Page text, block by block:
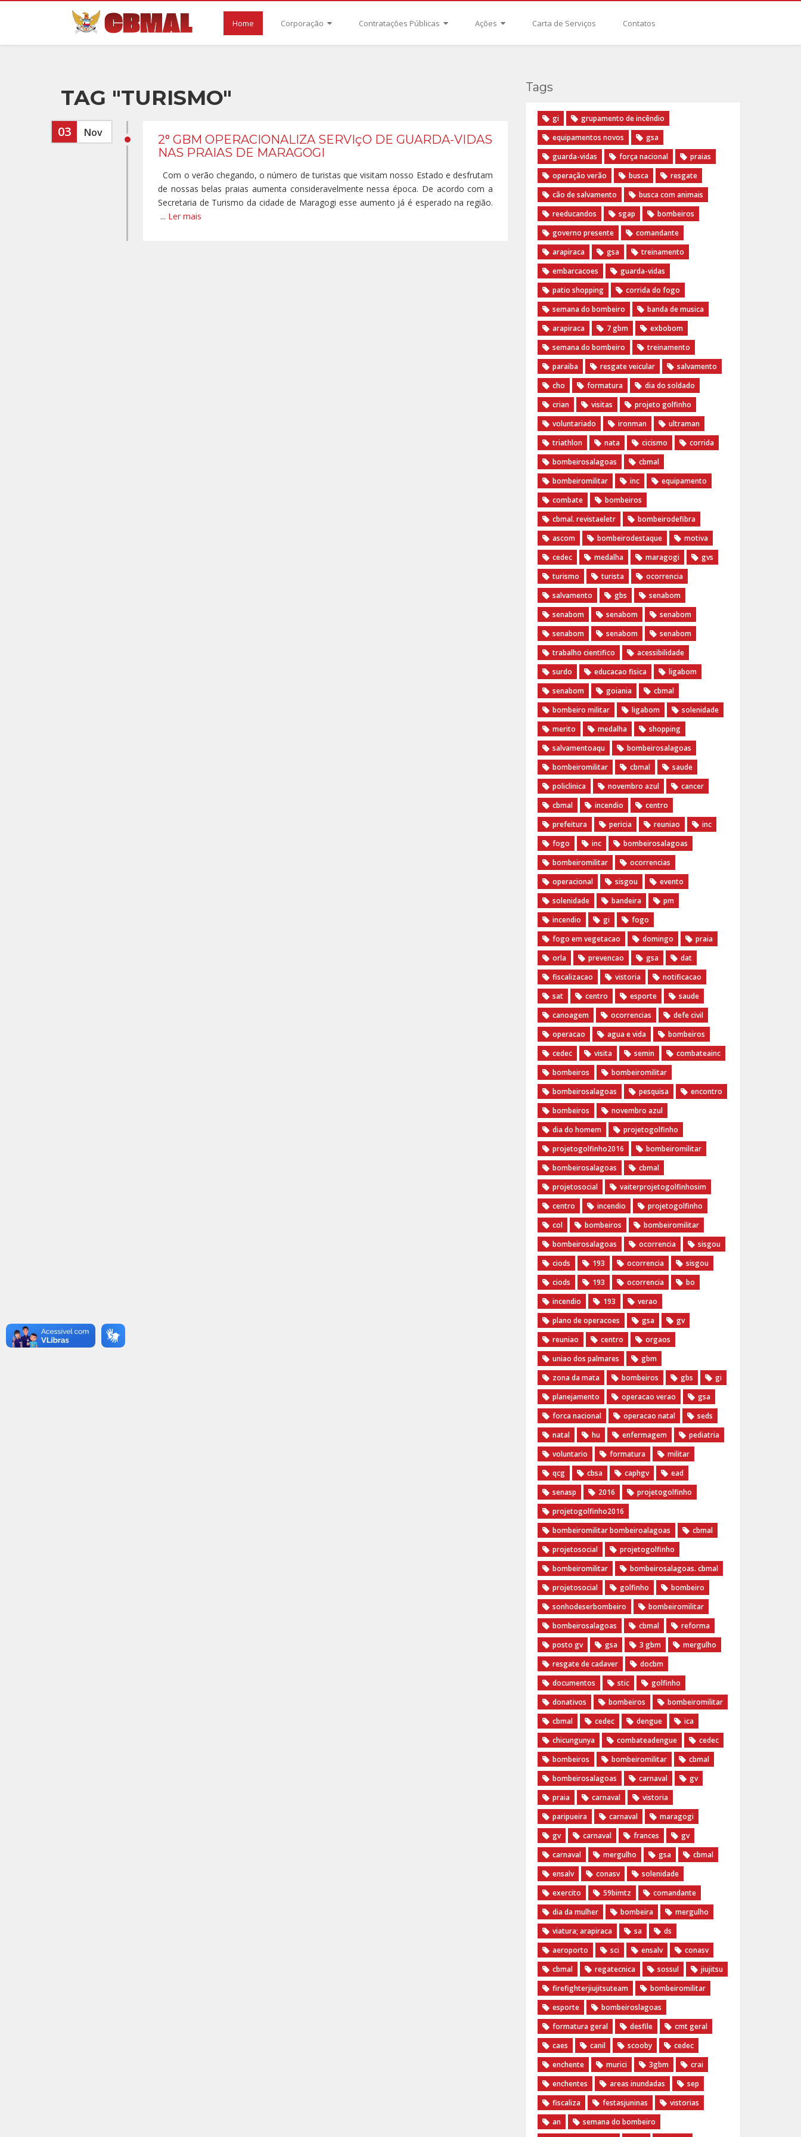
Home Corporação Contratações Públicas Ações Carta de Serviços Contatos
TAG "TURISMO"
03 Nov
2° GBM OPERACIONALIZA SERVIçO DE GUARDA-VIDAS
NAS PRAIAS DE MARAGOGI
Com o verão chegando, o número de turistas que visitam nosso Estado e desfrutam
de nossas belas praias aumenta consideravelmente nessa época. De acordo com a
Secretaria de Turismo da cidade de Maragogi esse aumento já é esperado na região.
... Ler mais
Tags
gi
grupamento de incêndio
equipamentos novos
gsa
guarda-vidas
força nacional
praias
operação verão
busca
resgate
cão de salvamento
busca com animais
reeducandos
sgap
bombeiros
governo presente
comandante
arapiraca
gsa
treinamento
embarcacoes
guarda-vidas
patio shopping
corrida do fogo
semana do bombeiro
banda de musica
arapiraca
7 gbm
exbobom
semana do bombeiro
treinamento
paraiba
resgate veicular
salvamento
cho
formatura
dia do soldado
crian
visitas
projeto golfinho
voluntariado
ironman
ultraman
triathlon
nata cicismo
corrida
bombeirosalagoas
cbmal
bombeiromilitar
inc
equipamento
combate
bombeiros
cbmal. revistaeletr
bombeirodefibra
ascom
bombeirodestaque
motiva
cedec
medalha maragogi
gvs
turismo
turista
ocorrencia
salvamento
gbs
senabom
senabom
senabom
senabom
senabom
senabom
senabom
trabalho cientifico
acessibilidade
surdo
educacao fisica
ligabom
senabom
goiania
cbmal
bombeiro militar
ligabom
solenidade
merito
medalha
shopping
salvamentoaqu
bombeirosalagoas
bombeiromilitar
cbmal
saude
policlinica
novembro azul
cancer
cbmal
incendio
centro
prefeitura
pericia reuniao
inc
fogo
inc
bombeirosalagoas
bombeiromilitar
ocorrencias
operacional
sisgou
evento
solenidade
bandeira
pm
incendio
gi
fogo
fogo em vegetacao
domingo
praia
orla
prevencao gsa
dat
fiscalizacao
vistoria
notificacao
sat
centro esporte
saude
canoagem
ocorrencias
defe civil
operacao
agua e vida
bombeiros
cedec
visita semin
combateainc
bombeiros
bombeiromilitar
bombeirosalagoas
pesquisa
encontro
bombeiros
novembro azul
dia do homem
‪projetogolfinho‬
‎projetogolfinho2016
‎bombeiromilitar‬
‎bombeirosalagoas‬
‎cbmal‬
‎projetosocial‬‪
vaiterprojetogolfinhosim‬
centro
incendio
projetogolfinho
col
bombeiros
bombeiromilitar
bombeirosalagoas
ocorrencia
sisgou
ciods
193 ocorrencia
sisgou
ciods
193 ocorrencia
bo
incendio
193
verao
plano de operacoes
gsa
gv
reuniao
centro
orgaos
uniao dos palmares
gbm
zona da mata
bombeiros gbs
gi
planejamento
operacao verao
gsa
forca nacional
operacao natal
seds
natal
hu enfermagem
pediatria
voluntario
formatura
militar
qcg
cbsa caphgv
ead
senasp
2016
projetogolfinho
projetogolfinho2016
bombeiromilitar bombeiroalagoas
cbmal
projetosocial
projetogolfinho
bombeiromilitar
bombeirosalagoas. cbmal
projetosocial
golfinho
bombeiro
sonhodeserbombeiro
bombeiromilitar
bombeirosalagoas
cbmal
reforma
posto gv
gsa 3 gbm
mergulho
resgate de cadaver
docbm
documentos
stic
golfinho
donativos
bombeiros
bombeiromilitar
cbmal
cedec dengue
ica
chicungunya
combateadengue
cedec
bombeiros
bombeiromilitar
cbmal
bombeirosalagoas
carnaval
gv
praia
carnaval
vistoria
paripueira
carnaval
maragogi
gv
carnaval frances
gv
carnaval
mergulho gsa
cbmal
ensalv
conasv
solenidade
exercito
59bimtz
comandante
dia da mulher
bombeira
mergulho
viatura; arapiraca
sa
ds
aeroporto
sci ensalv
conasv
cbmal
regatecnica sossul
jiujitsu
firefighterjiujitsuteam
bombeiromilitar
esporte
bombeiroslagoas
formatura geral
desfile
cmt geral
caes
canil scooby
cedec
enchente
murici 3gbm
crai
enchentes
areas inundadas
sep
fiscaliza
festasjuninas
vistorias
an
semana do bombeiro